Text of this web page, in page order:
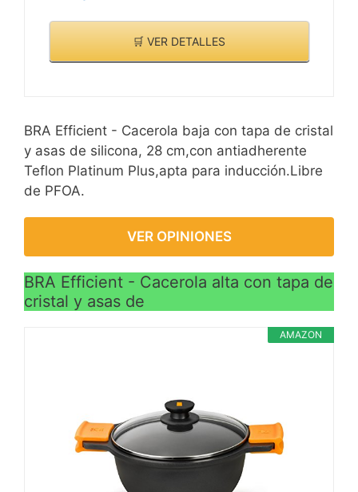
🛒 VER DETALLES
BRA Efficient - Cacerola baja con tapa de cristal
y asas de silicona, 28 cm,con antiadherente
Teflon Platinum Plus,apta para inducción.Libre
de PFOA.
VER OPINIONES
BRA Efficient - Cacerola alta con tapa de
cristal y asas de
AMAZON